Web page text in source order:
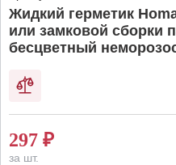
Жидкий герметик
или замковой сборки
бесцветный
297 ₽
за шт.